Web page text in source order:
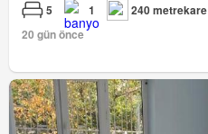
5 1
240 metrekare
20 gün önce